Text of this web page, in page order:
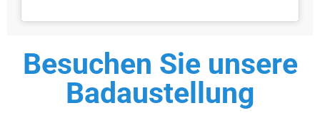
Besuchen Sie unsere
Badaustellung